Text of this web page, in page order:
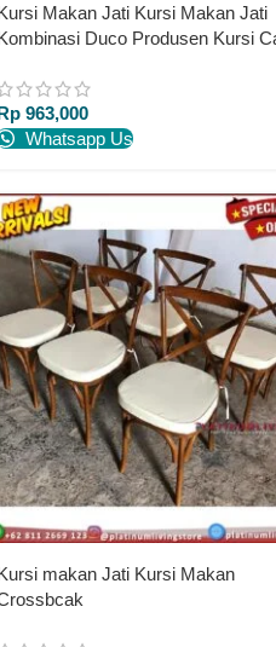
Makan Jati Kursi Makan Jati
Duco Produsen Kursi
963,000
Whatsapp Us
makan Jati Kursi Makan